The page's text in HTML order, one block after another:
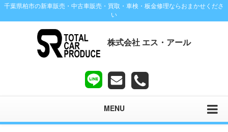
千葉県柏市の新車販売・中古車販売・買取・車検・板金修理ならおまかせくださ
い
株式会社 エス・アール
MENU